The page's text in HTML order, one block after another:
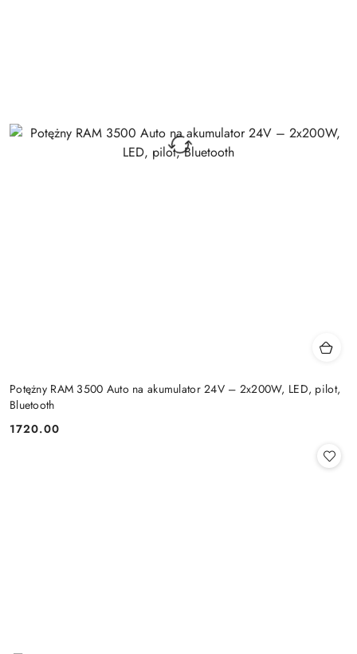
Potężny RAM 3500 Auto na akumulator 24V – 2x200W, LED, pilot,
Bluetooth
Cena:
1720.00